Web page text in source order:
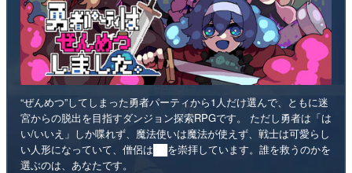
“ぜんめつ”してしまった勇者パーティから1人だけ選んで、ともに迷
宮からの脱出を目指すダンジョン探索RPGです。 ただし勇者は「は
い/いいえ」しか喋れず、魔法使いは魔法が使えず、戦士は可愛らし
い人形になっていて、僧侶は██を崇拝しています。誰を救うのかを
選ぶのは、あなたです。